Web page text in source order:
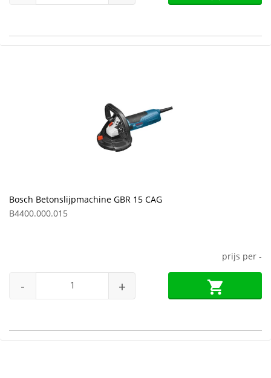
Bosch Betonslijpmachine GBR 15 CAG
B4400.000.015
prijs per -
- +